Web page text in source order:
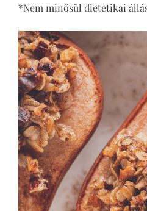
*Nem minősül dietetikai